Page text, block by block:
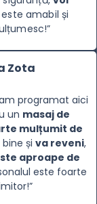
este amabil și
”
Zota
programat aici
un masaj de
mulțumit de
și va reveni,
aproape de
este foarte